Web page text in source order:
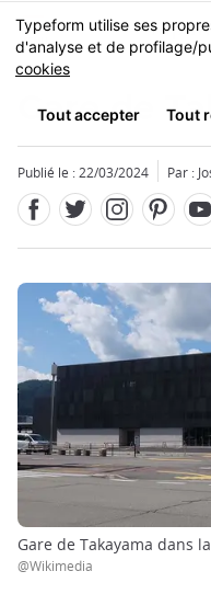
Skip
to
main
MENU
Gare de
Publié le : 22/03/2024 Par :
Gare de Takayama dans
@Wikimedia
Fermer